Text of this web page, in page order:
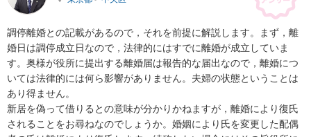
調停離婚との記載があるので，それを前提に解説します。まず，離
婚日は調停成立日なので，法律的にはすでに離婚が成立していま
す。奥様が役所に提出する離婚届は報告的な届出なので，離婚につ
いては法律的には何ら影響がありません。夫婦の状態ということは
あり得ません。
新居を偽って借りるとの意味が分かりかねますが，離婚により復氏
されることをお尋ねなのでしょうか。婚姻により氏を変更した配偶